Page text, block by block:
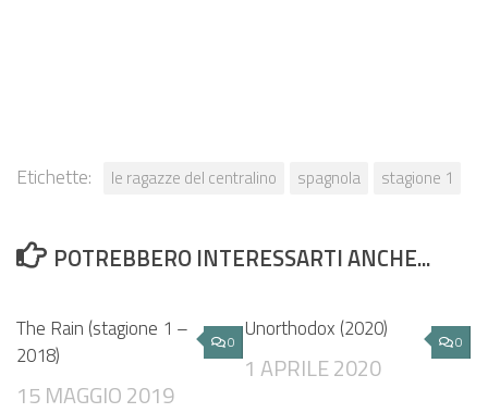
Etichette: le ragazze del centralino spagnola stagione 1
POTREBBERO INTERESSARTI ANCHE...
0
The Rain (stagione 1 –
2018)
15 MAGGIO 2019
0
Unorthodox (2020)
1 APRILE 2020